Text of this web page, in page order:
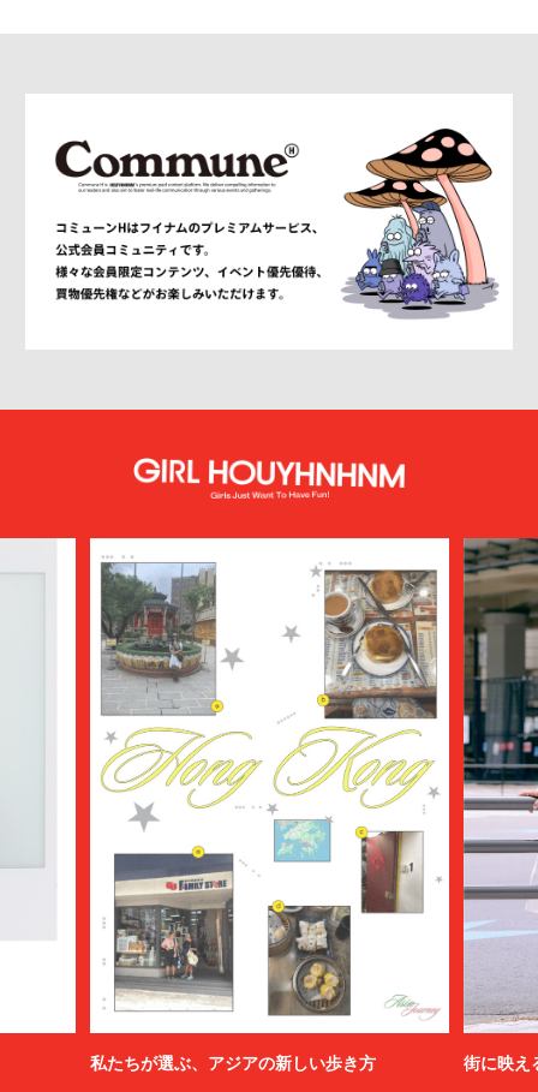
私たちが選ぶ、アジアの新しい歩き方 街に映え